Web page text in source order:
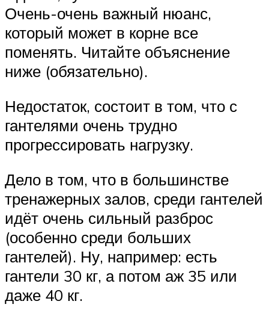
Очень-очень важный нюанс,
который может в корне все
поменять. Читайте объяснение
ниже (обязательно).
Недостаток, состоит в том, что с
гантелями очень трудно
прогрессировать нагрузку.
Дело в том, что в большинстве
тренажерных залов, среди гантелей
идёт очень сильный разброс
(особенно среди больших
гантелей). Ну, например: есть
гантели 30 кг, а потом аж 35 или
даже 40 кг.